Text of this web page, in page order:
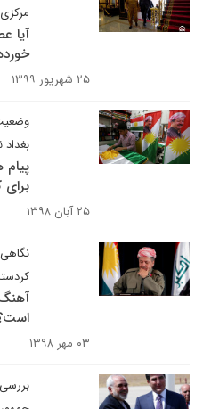
آیا
۲۵ شهریور ۱۳۹۹
پیام
برای
۲۵ آبان ۱۳۹۸
۰۳ مهر ۱۳۹۸